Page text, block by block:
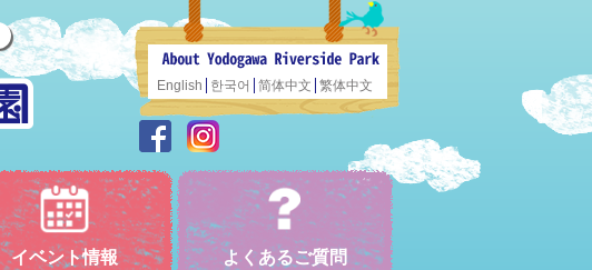
English 한국어 简体中文 繁体中文
イベント情報 よくあるご質問